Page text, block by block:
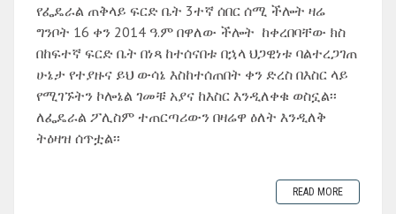
የፌዴራል ጠቅላይ ፍርድ ቤት 3ተኛ ሰበር ሰሚ ችሎት ዛሬ
ግንቦት 16 ቀን 2014 ዓ.ም በዋለው ችሎት ከቀረበባቸው ክስ
በከፍተኛ ፍርድ ቤት በነጻ ከተሰናበቱ በኋላ ህጋዊነቱ ባልተረጋገጠ
ሁኔታ የተያዙና ይህ ውሳኔ እስከተሰጠበት ቀን ድረስ በእስር ላይ
የሚገኙትን ኮሎኔል ገመቹ አያና ከእስር እንዲለቀቁ ወስኗል፡፡
ለፌዴራል ፖሊስም ተጠርጣሪውን በዛሬዋ ዕለት እንዲለቅ
ትዕዛዝ ሰጥቷል፡፡
READ MORE